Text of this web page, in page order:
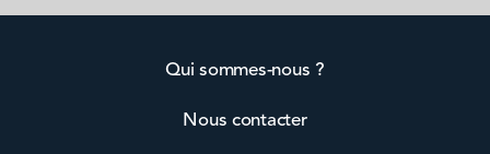
Qui sommes-nous ?
Nous contacter